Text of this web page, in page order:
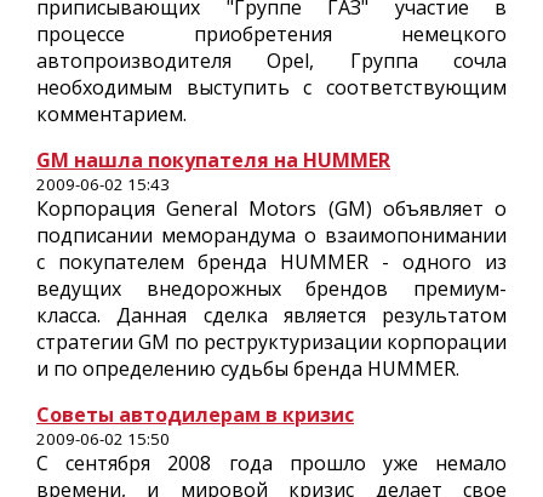
приписывающих "Группе ГАЗ" участие в
процессе приобретения немецкого
автопроизводителя Opel, Группа сочла
необходимым выступить с соответствующим
комментарием.
GM нашла покупателя на HUMMER
2009-06-02 15:43
Корпорация General Motors (GM) объявляет о
подписании меморандума о взаимопонимании
с покупателем бренда HUMMER - одного из
ведущих внедорожных брендов премиум-
класса. Данная сделка является результатом
стратегии GM по реструктуризации корпорации
и по определению судьбы бренда HUMMER.
Советы автодилерам в кризис
2009-06-02 15:50
С сентября 2008 года прошло уже немало
времени, и мировой кризис делает свое